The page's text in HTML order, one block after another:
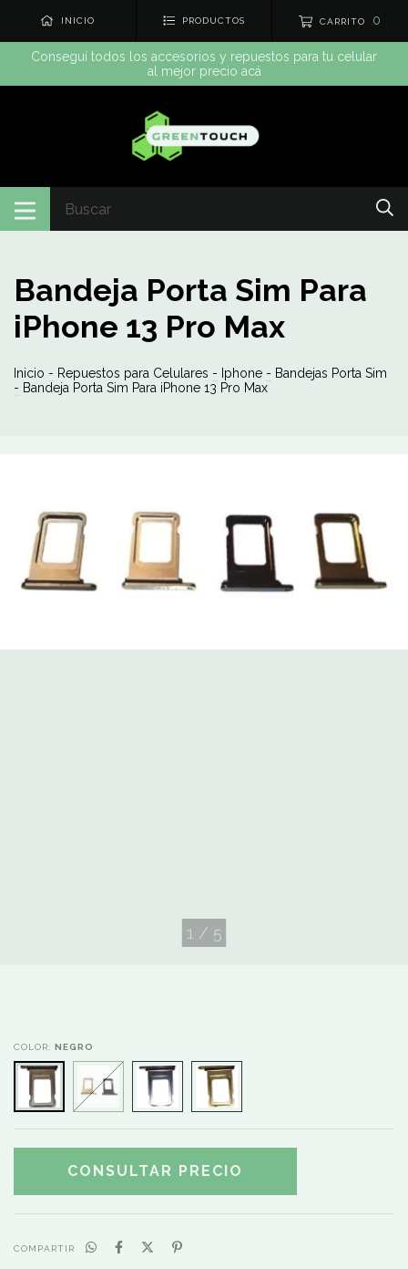
INICIO PRODUCTOS CARRITO 0
Conseguí todos los accesorios y repuestos para tu celular
al mejor precio acá
Bandeja Porta Sim Para
iPhone 13 Pro Max
Inicio - Repuestos para Celulares - Iphone - Bandejas Porta Sim
- Bandeja Porta Sim Para iPhone 13 Pro Max
1 / 5
COLOR: NEGRO
COMPARTIR